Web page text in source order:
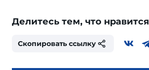
Делитесь тем, что нравится
Скопировать ссылку